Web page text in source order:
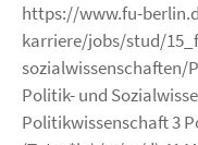
https://www.fu-
karriere/jobs/stud/
sozialwissenschaften/
Politik- und
Politikwissenschaft 3